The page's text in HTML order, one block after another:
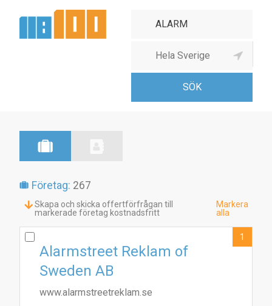
Målarmästare
Företag: 267
Skapa och skicka offertförfrågan till
markerade företag kostnadsfritt
Markera
alla
Alarmstreet Reklam of
Sweden AB
www.alarmstreetreklam.se
1